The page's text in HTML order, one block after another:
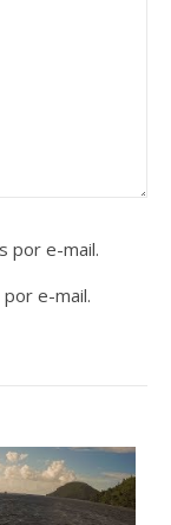
por e-mail.
e-mail.